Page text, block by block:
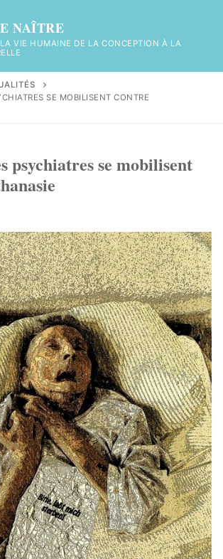
NAÎTRE
VIE HUMAINE DE LA CONCEPTION À LA
SE MOBILISENT CONTRE
psychiatres se mobilisent